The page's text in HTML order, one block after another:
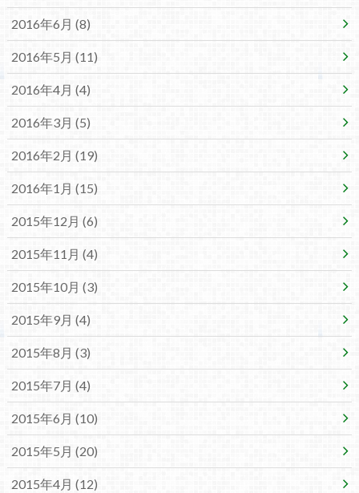
2016年6月 (8)
2016年5月 (11)
2016年4月 (4)
2016年3月 (5)
2016年2月 (19)
2016年1月 (15)
2015年12月 (6)
2015年11月 (4)
2015年10月 (3)
2015年9月 (4)
2015年8月 (3)
2015年7月 (4)
2015年6月 (10)
2015年5月 (20)
2015年4月 (12)